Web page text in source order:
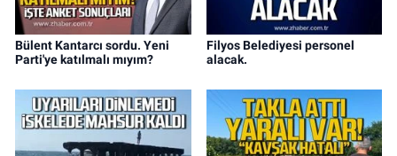
Bülent Kantarcı sordu. Yeni
Parti'ye katılmalı mıyım?
Filyos Belediyesi personel
alacak.